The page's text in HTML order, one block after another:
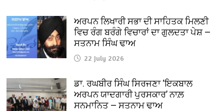
ਅਰਪਨ ਲਿਖਾਰੀ ਸਭਾ ਦੀ ਸਾਹਿਤਕ ਮਿਲਣੀ
ਵਿਚ ਰੰਗ ਬਰੰਗੇ ਵਿਚਾਰਾਂ ਦਾ ਗੁਲਦਤਾ ਪੇਸ਼ —
ਸਤਨਾਮ ਸਿੰਘ ਢਾਅ
22 July 2026
ਡਾ. ਰਘਬੀਰ ਸਿੰਘ ਸਿਰਜਣਾ ‘ਇਕਬਾਲ
ਅਰਪਨ ਯਾਦਗਾਰੀ ਪੁਰਸਕਾਰ’ ਨਾਲ਼
ਸਨਮਾਨਿਤ — ਸਤਨਾਮ ਢਾਅ